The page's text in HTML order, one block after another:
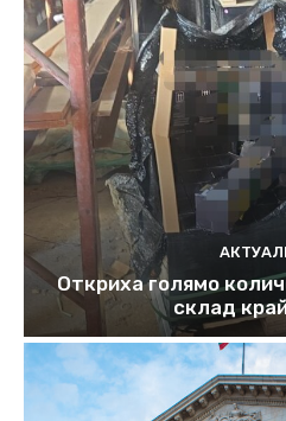
Откриха голямо
склад